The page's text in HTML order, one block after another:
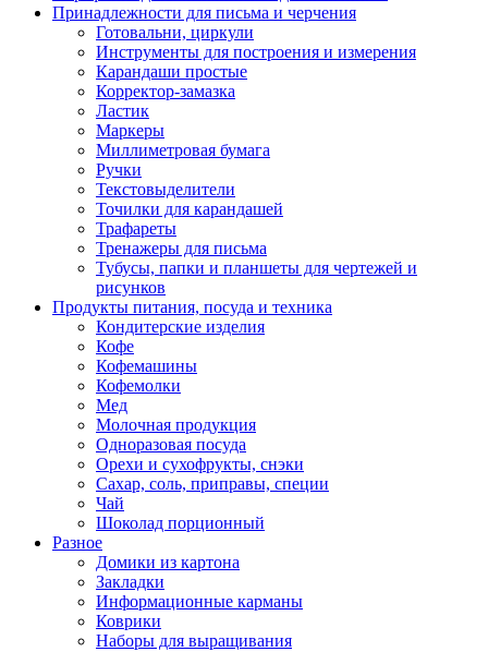
Принадлежности для письма и черчения
Готовальни, циркули
Инструменты для построения и измерения
Карандаши простые
Корректор-замазка
Ластик
Маркеры
Миллиметровая бумага
Ручки
Текстовыделители
Точилки для карандашей
Трафареты
Тренажеры для письма
Тубусы, папки и планшеты для чертежей и
рисунков
Продукты питания, посуда и техника
Кондитерские изделия
Кофе
Кофемашины
Кофемолки
Мед
Молочная продукция
Одноразовая посуда
Орехи и сухофрукты, снэки
Сахар, соль, приправы, специи
Чай
Шоколад порционный
Разное
Домики из картона
Закладки
Информационные карманы
Коврики
Наборы для выращивания